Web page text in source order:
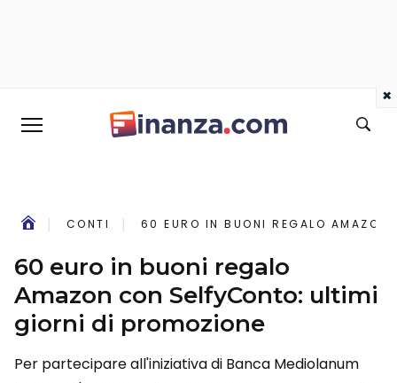
CONTI 60 EURO IN BUONI REGALO AMAZON
60 euro in buoni regalo
Amazon con SelfyConto: ultimi
giorni di promozione
Per partecipare all'iniziativa di Banca Mediolanum
×